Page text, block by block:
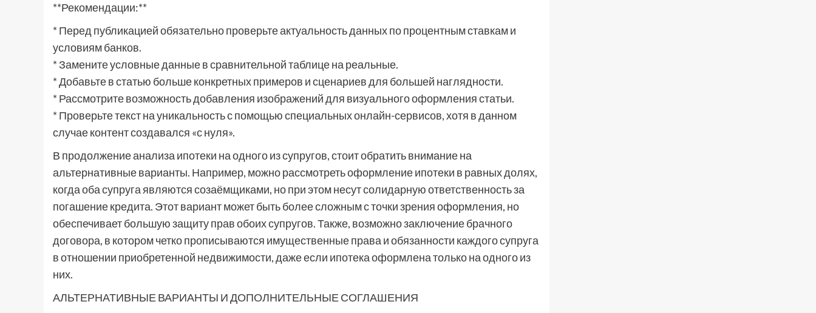
**Рекомендации:**
* Перед публикацией обязательно проверьте актуальность данных по процентным ставкам и
условиям банков.
* Замените условные данные в сравнительной таблице на реальные.
* Добавьте в статью больше конкретных примеров и сценариев для большей наглядности.
* Рассмотрите возможность добавления изображений для визуального оформления статьи.
* Проверьте текст на уникальность с помощью специальных онлайн-сервисов, хотя в данном
случае контент создавался «с нуля».
В продолжение анализа ипотеки на одного из супругов, стоит обратить внимание на
альтернативные варианты. Например, можно рассмотреть оформление ипотеки в равных долях,
когда оба супруга являются созаёмщиками, но при этом несут солидарную ответственность за
погашение кредита. Этот вариант может быть более сложным с точки зрения оформления, но
обеспечивает большую защиту прав обоих супругов. Также, возможно заключение брачного
договора, в котором четко прописываются имущественные права и обязанности каждого супруга
в отношении приобретенной недвижимости, даже если ипотека оформлена только на одного из
них.
АЛЬТЕРНАТИВНЫЕ ВАРИАНТЫ И ДОПОЛНИТЕЛЬНЫЕ СОГЛАШЕНИЯ